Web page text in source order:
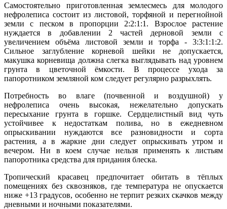
Самостоятельно приготовленная землесмесь для молодого
нефролеписа состоит из листовой, торфяной и перегнойной
земли с песком в пропорции 2:2:1:1. Взрослое растение
нуждается в добавлении 2 частей дерновой земли с
увеличением объёма листовой земли и торфа - 3:3:1:1:2.
Сильное заглубление корневой шейки не допускается,
макушка корневища должна слегка выглядывать над уровнем
грунта в цветочной ёмкости. В процессе ухода за
папоротником земляной ком следует регулярно разрыхлять.
Потребность во влаге (почвенной и воздушной) у
нефролеписа очень высокая, нежелательно допускать
пересыхание грунта в горшке. Сердцелистный вид чуть
устойчивее к недостаткам полива, но в ежедневном
опрыскивании нуждаются все разновидности и сорта
растения, а в жаркие дни следует опрыскивать утром и
вечером. Ни в коем случае нельзя применять к листьям
папоротника средства для придания блеска.
Тропический красавец предпочитает обитать в тёплых
помещениях без сквозняков, где температура не опускается
ниже +13 градусов, особенно не терпит резких скачков между
дневными и ночными показателями.